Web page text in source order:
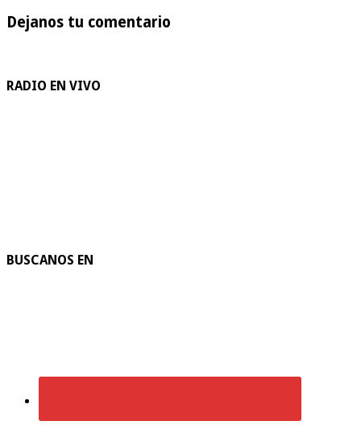
Dejanos tu comentario
RADIO EN VIVO
BUSCANOS EN